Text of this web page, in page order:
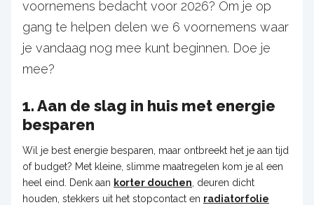
voornemens bedacht voor 2026? Om je op
gang te helpen delen we 6 voornemens waar
je vandaag nog mee kunt beginnen. Doe je
mee?
1. Aan de slag in huis met energie
besparen
Wil je best energie besparen, maar ontbreekt het je aan tijd
of budget? Met kleine, slimme maatregelen kom je al een
heel eind. Denk aan korter douchen , deuren dicht
houden, stekkers uit het stopcontact en radiatorfolie